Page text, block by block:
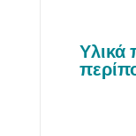
Υλικά